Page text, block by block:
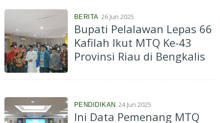
BERITA 26 Jun 2025
Bupati Pelalawan Lepas 66
Kafilah Ikut MTQ Ke-43
Provinsi Riau di Bengkalis
PENDIDIKAN 24 Jun 2025
Ini Data Pemenang MTQ